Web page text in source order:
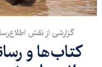
گزارشی از نقش
کتاب‌ها و